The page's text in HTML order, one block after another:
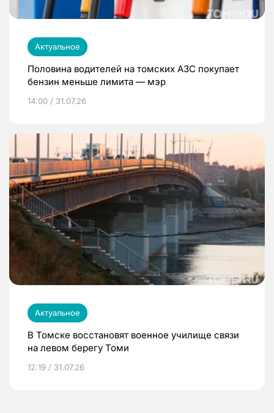
Актуальное
Половина водителей на томских АЗС покупает
бензин меньше лимита — мэр
14:00 / 31.07.26
Актуальное
В Томске восстановят военное училище связи
на левом берегу Томи
12:19 / 31.07.26